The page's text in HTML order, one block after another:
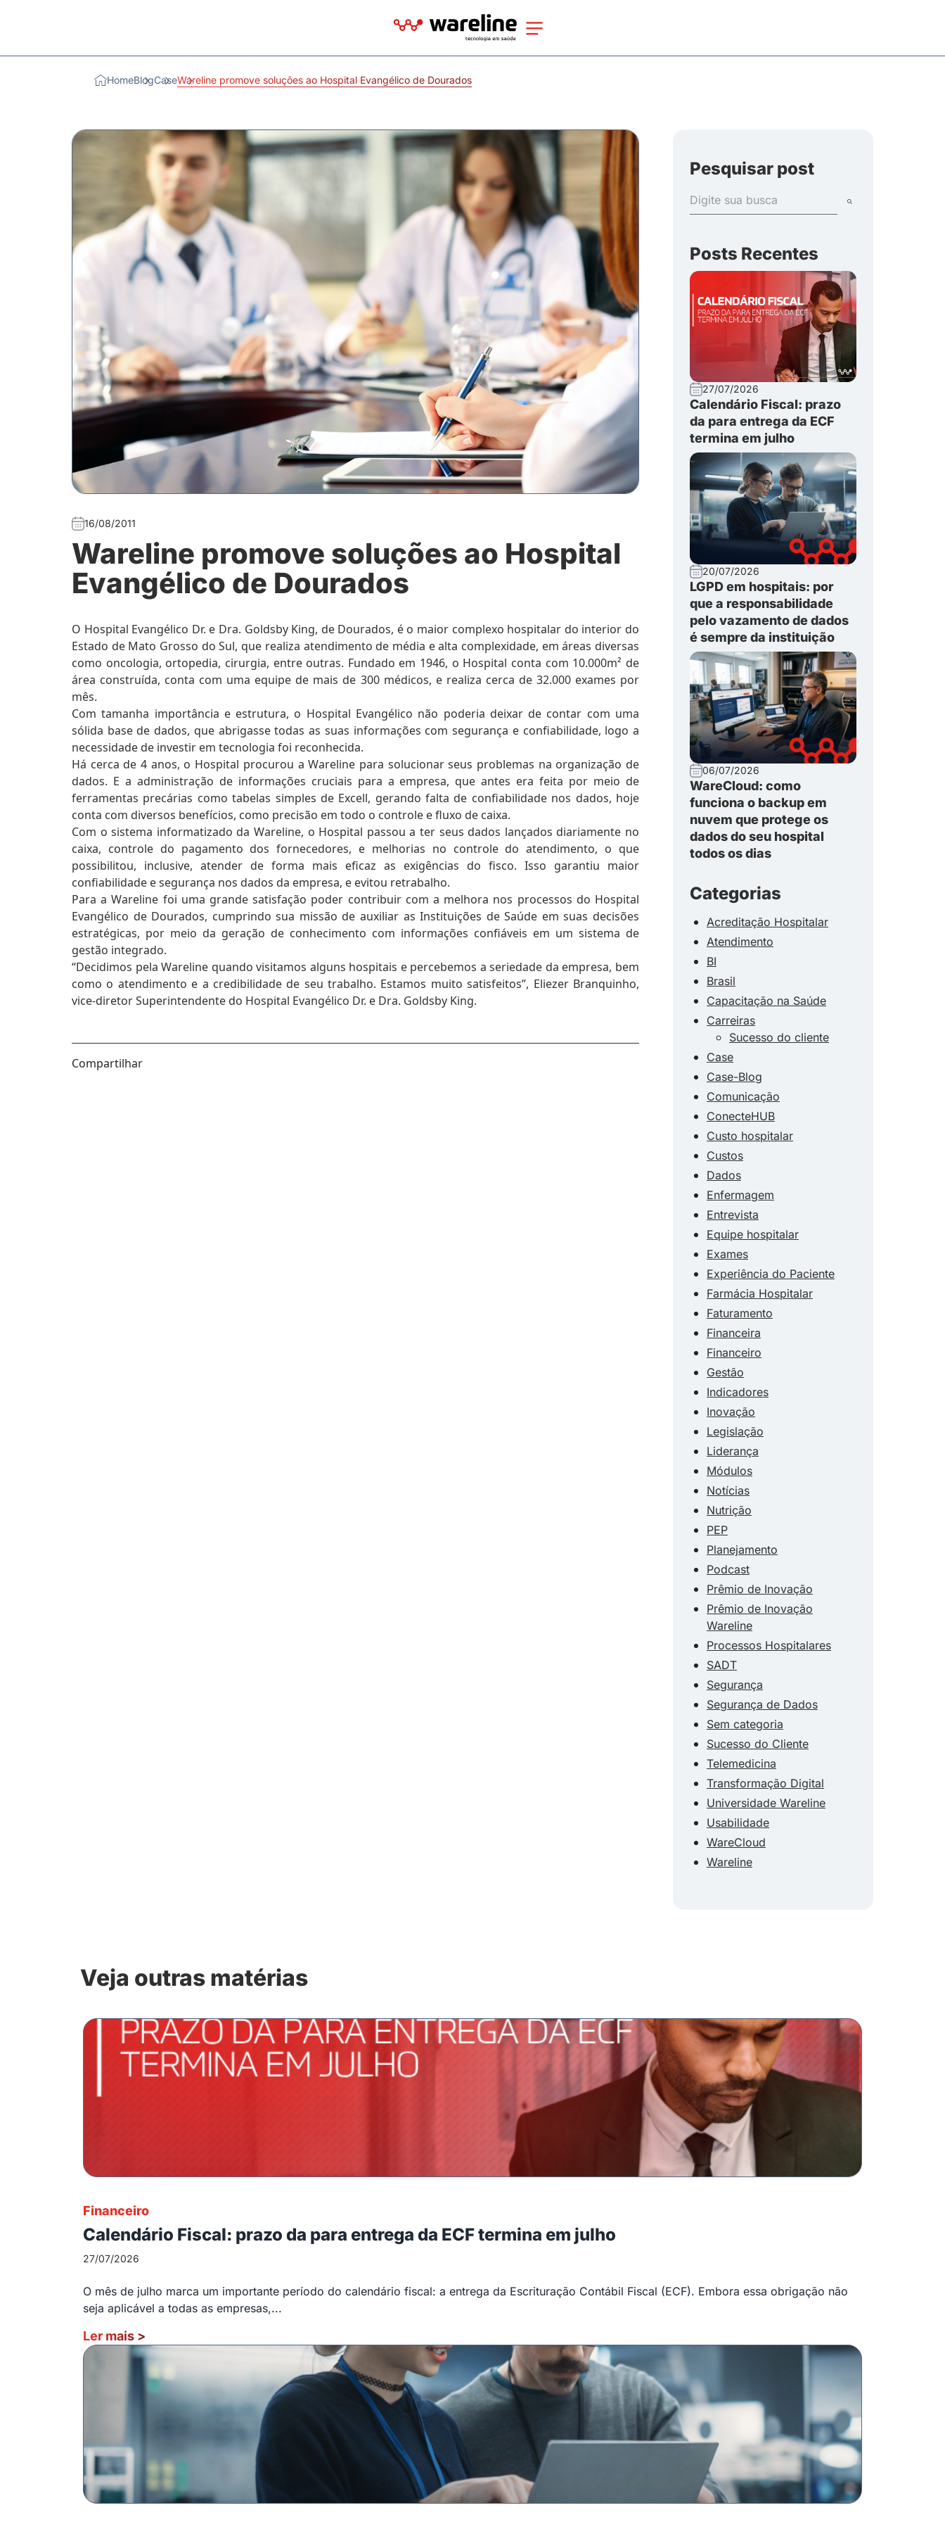
HomeBlogCaseWareline promove soluções ao Hospital Evangélico de Dourados
16/08/2011
Wareline promove soluções ao Hospital
Evangélico de Dourados
O Hospital Evangélico Dr. e Dra. Goldsby King, de Dourados, é o maior complexo hospitalar do interior do
Estado de Mato Grosso do Sul, que realiza atendimento de média e alta complexidade, em áreas diversas
como oncologia, ortopedia, cirurgia, entre outras. Fundado em 1946, o Hospital conta com 10.000m² de
área construída, conta com uma equipe de mais de 300 médicos, e realiza cerca de 32.000 exames por
mês.
Com tamanha importância e estrutura, o Hospital Evangélico não poderia deixar de contar com uma
sólida base de dados, que abrigasse todas as suas informações com segurança e confiabilidade, logo a
necessidade de investir em tecnologia foi reconhecida.
Há cerca de 4 anos, o Hospital procurou a Wareline para solucionar seus problemas na organização de
dados. E a administração de informações cruciais para a empresa, que antes era feita por meio de
ferramentas precárias como tabelas simples de Excell, gerando falta de confiabilidade nos dados, hoje
conta com diversos benefícios, como precisão em todo o controle e fluxo de caixa.
Com o sistema informatizado da Wareline, o Hospital passou a ter seus dados lançados diariamente no
caixa, controle do pagamento dos fornecedores, e melhorias no controle do atendimento, o que
possibilitou, inclusive, atender de forma mais eficaz as exigências do fisco. Isso garantiu maior
confiabilidade e segurança nos dados da empresa, e evitou retrabalho.
Para a Wareline foi uma grande satisfação poder contribuir com a melhora nos processos do Hospital
Evangélico de Dourados, cumprindo sua missão de auxiliar as Instituições de Saúde em suas decisões
estratégicas, por meio da geração de conhecimento com informações confiáveis em um sistema de
gestão integrado.
“Decidimos pela Wareline quando visitamos alguns hospitais e percebemos a seriedade da empresa, bem
como o atendimento e a credibilidade de seu trabalho. Estamos muito satisfeitos”, Eliezer Branquinho,
vice-diretor Superintendente do Hospital Evangélico Dr. e Dra. Goldsby King.
Compartilhar
Pesquisar post
Posts Recentes
27/07/2026
Calendário Fiscal: prazo
da para entrega da ECF
termina em julho
20/07/2026
LGPD em hospitais: por
que a responsabilidade
pelo vazamento de dados
é sempre da instituição
06/07/2026
WareCloud: como
funciona o backup em
nuvem que protege os
dados do seu hospital
todos os dias
Categorias
Acreditação Hospitalar
Atendimento
BI
Brasil
Capacitação na Saúde
Carreiras
Sucesso do cliente
Case
Case-Blog
Comunicação
ConecteHUB
Custo hospitalar
Custos
Dados
Enfermagem
Entrevista
Equipe hospitalar
Exames
Experiência do Paciente
Farmácia Hospitalar
Faturamento
Financeira
Financeiro
Gestão
Indicadores
Inovação
Legislação
Liderança
Módulos
Notícias
Nutrição
PEP
Planejamento
Podcast
Prêmio de Inovação
Prêmio de Inovação
Wareline
Processos Hospitalares
SADT
Segurança
Segurança de Dados
Sem categoria
Sucesso do Cliente
Telemedicina
Transformação Digital
Universidade Wareline
Usabilidade
WareCloud
Wareline
Veja outras matérias
Financeiro
Calendário Fiscal: prazo da para entrega da ECF termina em julho
27/07/2026
O mês de julho marca um importante período do calendário fiscal: a entrega da Escrituração Contábil Fiscal (ECF). Embora essa obrigação não
seja aplicável a todas as empresas,...
Ler mais >